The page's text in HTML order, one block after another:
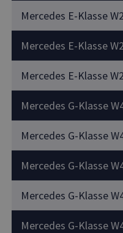
Mercedes E-Klasse
Mercedes E-Klasse
Mercedes E-Klasse
Mercedes G-Klasse
Mercedes G-Klasse
Mercedes G-Klasse
Mercedes G-Klasse
Mercedes G-Klasse